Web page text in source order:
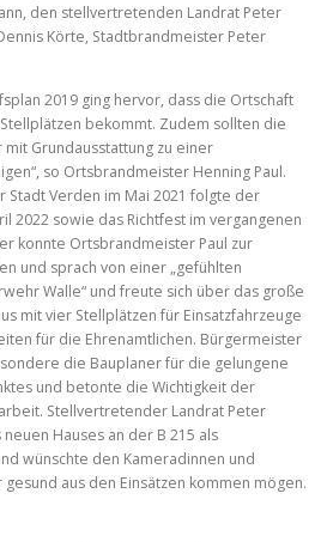
den stellvertretenden Landrat Peter
Körte, Stadtbrandmeister Peter
2019 ging hervor, dass die Ortschaft
bekommt. Zudem sollten die
Grundausstattung zu einer
so Ortsbrandmeister Henning Paul.
Stadt Verden im Mai 2021 folgte der
2022 sowie das Richtfest im vergangenen
konnte Ortsbrandmeister Paul zur
und sprach von einer „gefühlten
Walle“ und freute sich über das große
mit vier Stellplätzen für Einsatzfahrzeuge
für die Ehrenamtlichen. Bürgermeister
die Bauplaner für die gelungene
und betonte die Wichtigkeit der
Stellvertretender Landrat Peter
Hauses an der B 215 als
wünschte den Kameradinnen und
aus den Einsätzen kommen mögen.